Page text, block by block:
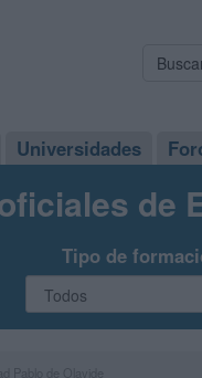
Universidades
de
Tipo de